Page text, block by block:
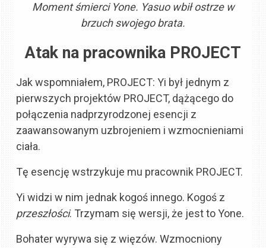
Moment śmierci Yone. Yasuo wbił ostrze w
brzuch swojego brata.
Atak na pracownika PROJECT
Jak wspomniałem, PROJECT: Yi był jednym z
pierwszych projektów PROJECT, dążącego do
połączenia nadprzyrodzonej esencji z
zaawansowanym uzbrojeniem i wzmocnieniami
ciała.
Tę esencję wstrzykuje mu pracownik PROJECT.
Yi widzi w nim jednak kogoś innego. Kogoś z
przeszłości. Trzymam się wersji, że jest to Yone.
Bohater wyrywa się z więzów. Wzmocniony